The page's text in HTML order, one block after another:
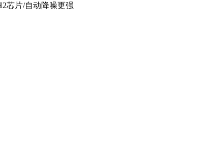
芯片/自动降噪更强